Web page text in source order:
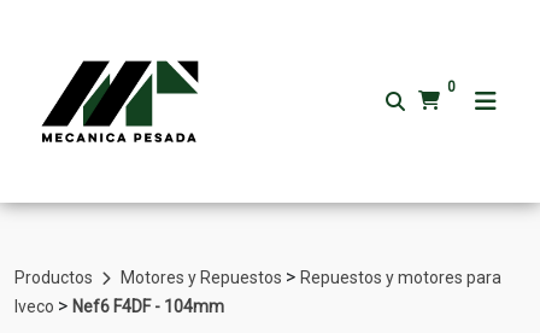
0
Productos Motores y Repuestos > Repuestos y motores para
Iveco > Nef6 F4DF - 104mm